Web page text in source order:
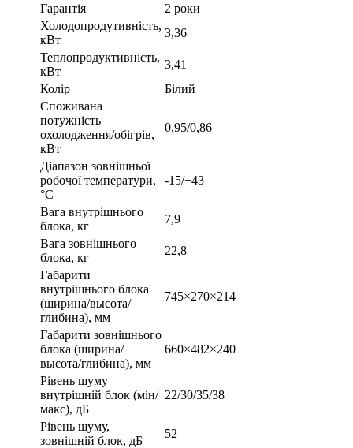
Гарантія
2 роки
Холодопродутивність,
кВт
3,36
Теплопродуктивність,
кВт
3,41
Колір
Білий
Споживана
потужність
охолодження/обігрів,
кВт
0,95/0,86
Діапазон зовнішньої
робочої температури,
°С
-15/+43
Вага внутрішнього
блока, кг
7,9
Вага зовнішнього
блока, кг
22,8
Габарити
внутрішнього блока
(ширина/высота/
глибина), мм
745×270×214
Габарити зовнішнього
блока (ширина/
высота/глибина), мм
660×482×240
Рівень шуму
внутрішній блок (мін/
макс), дБ
22/30/35/38
Рівень шуму,
зовнішній блок, дБ
52